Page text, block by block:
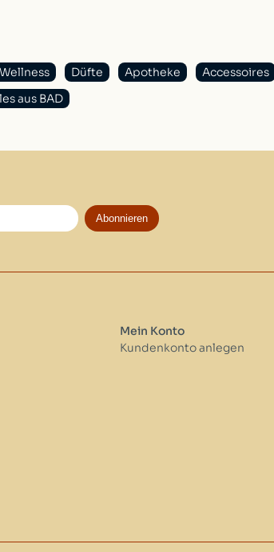
Wellness Düfte Apotheke Accessoires
aus BAD
Abonnieren
Mein Konto
Kundenkonto anlegen